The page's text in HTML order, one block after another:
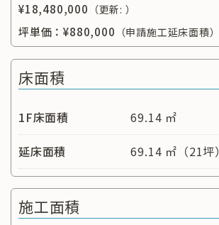
¥18,480,000 （更新: ）
坪単価：¥880,000 （申請施工延床面積）
床面積
1F床面積
69.14 ㎡
延床面積
69.14 ㎡（21坪）
施工面積